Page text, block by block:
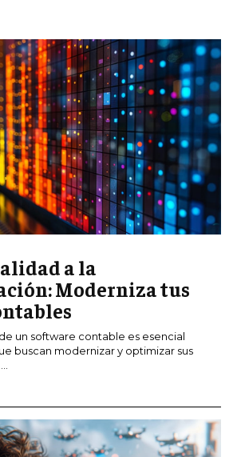
a la
Moderniza tus
un software contable es esencial
buscan modernizar y optimizar sus